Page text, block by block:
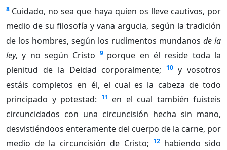
8 Cuidado, no sea que haya quien os lleve cautivos, por
medio de su filosofía y vana argucia, según la tradición
de los hombres, según los rudimentos mundanos de la
ley, y no según Cristo 9 porque en él reside toda la
plenitud de la Deidad corporalmente;
10 y vosotros
estáis completos en él, el cual es la cabeza de todo
principado y potestad: 11 en el cual también fuisteis
circuncidados con una circuncisión hecha sin mano,
desvistiéndoos enteramente del cuerpo de la carne, por
medio de la circuncisión de Cristo; 12 habiendo sido